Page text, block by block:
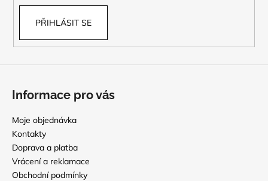
PŘIHLÁSIT SE
Informace pro vás
Moje objednávka
Kontakty
Doprava a platba
Vrácení a reklamace
Obchodní podmínky